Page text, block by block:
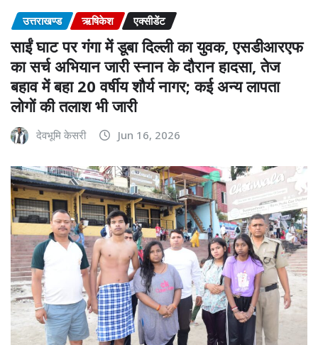
उत्तराखण्ड ऋषिकेश एक्सीडेंट
साईं घाट पर गंगा में डूबा दिल्ली का युवक, एसडीआरएफ
का सर्च अभियान जारी स्नान के दौरान हादसा, तेज
बहाव में बहा 20 वर्षीय शौर्य नागर; कई अन्य लापता
लोगों की तलाश भी जारी
देवभूमि केसरी Jun 16, 2026